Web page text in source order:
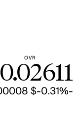
OVR
0.02611
-0.31%
-$ 0.00008